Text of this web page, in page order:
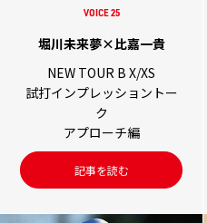
VOICE 25
堀川未来夢×比嘉一貴
NEW TOUR B X/XS
試打インプレッショントー
ク
アプローチ編
記事を読む